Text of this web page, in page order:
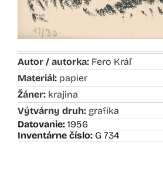
Autor / autorka: Fero Kráľ
Materiál: papier
Žáner: krajina
Výtvárny druh: grafika
Datovanie: 1956
Inventárne číslo: G 734